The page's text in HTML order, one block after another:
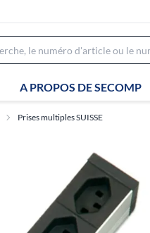
A PROPOS DE SECOMP
Prises multiples SUISSE